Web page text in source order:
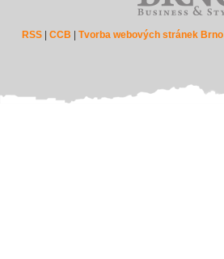
RSS |CCB |Tvorba webových stránek Brno